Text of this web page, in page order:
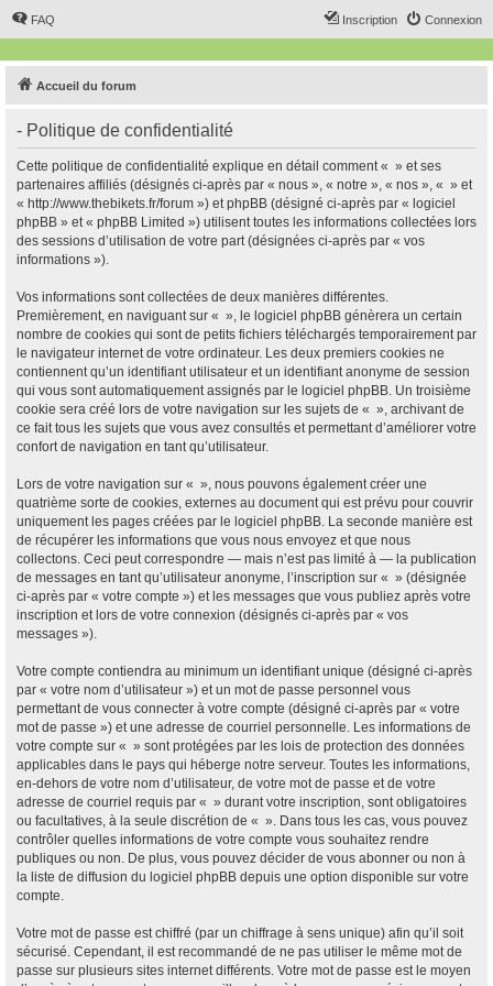
FAQ Connexion
Inscription
Accueil du forum
- Politique de confidentialité
Cette politique de confidentialité explique en détail comment « » et ses
partenaires affiliés (désignés ci-après par « nous », « notre », « nos », « » et
« http://www.thebikets.fr/forum ») et phpBB (désigné ci-après par « logiciel
phpBB » et « phpBB Limited ») utilisent toutes les informations collectées lors
des sessions d’utilisation de votre part (désignées ci-après par « vos
informations »).
Vos informations sont collectées de deux manières différentes.
Premièrement, en naviguant sur « », le logiciel phpBB génèrera un certain
nombre de cookies qui sont de petits fichiers téléchargés temporairement par
le navigateur internet de votre ordinateur. Les deux premiers cookies ne
contiennent qu’un identifiant utilisateur et un identifiant anonyme de session
qui vous sont automatiquement assignés par le logiciel phpBB. Un troisième
cookie sera créé lors de votre navigation sur les sujets de « », archivant de
ce fait tous les sujets que vous avez consultés et permettant d’améliorer votre
confort de navigation en tant qu’utilisateur.
Lors de votre navigation sur « », nous pouvons également créer une
quatrième sorte de cookies, externes au document qui est prévu pour couvrir
uniquement les pages créées par le logiciel phpBB. La seconde manière est
de récupérer les informations que vous nous envoyez et que nous
collectons. Ceci peut correspondre — mais n’est pas limité à — la publication
de messages en tant qu’utilisateur anonyme, l’inscription sur « » (désignée
ci-après par « votre compte ») et les messages que vous publiez après votre
inscription et lors de votre connexion (désignés ci-après par « vos
messages »).
Votre compte contiendra au minimum un identifiant unique (désigné ci-après
par « votre nom d’utilisateur ») et un mot de passe personnel vous
permettant de vous connecter à votre compte (désigné ci-après par « votre
mot de passe ») et une adresse de courriel personnelle. Les informations de
votre compte sur « » sont protégées par les lois de protection des données
applicables dans le pays qui héberge notre serveur. Toutes les informations,
en-dehors de votre nom d’utilisateur, de votre mot de passe et de votre
adresse de courriel requis par « » durant votre inscription, sont obligatoires
ou facultatives, à la seule discrétion de « ». Dans tous les cas, vous pouvez
contrôler quelles informations de votre compte vous souhaitez rendre
publiques ou non. De plus, vous pouvez décider de vous abonner ou non à
la liste de diffusion du logiciel phpBB depuis une option disponible sur votre
compte.
Votre mot de passe est chiffré (par un chiffrage à sens unique) afin qu’il soit
sécurisé. Cependant, il est recommandé de ne pas utiliser le même mot de
passe sur plusieurs sites internet différents. Votre mot de passe est le moyen